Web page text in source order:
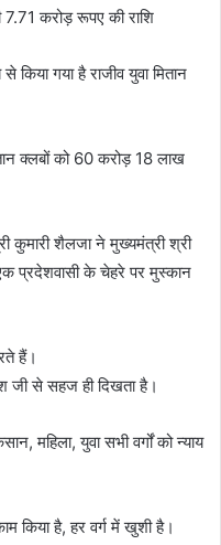
7.71 करोड़ रूपए की राशि
किया गया है राजीव युवा मितान
क्लबों को 60 करोड़ 18 लाख
कुमारी शैलजा ने मुख्यमंत्री श्री
प्रदेशवासी के चेहरे पर मुस्कान
हैं।
जी से सहज ही दिखता है।
महिला, युवा सभी वर्गों को न्याय
किया है, हर वर्ग में खुशी है।